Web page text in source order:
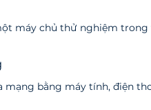
máy chủ thử nghiệm
mạng bằng máy tính, điện